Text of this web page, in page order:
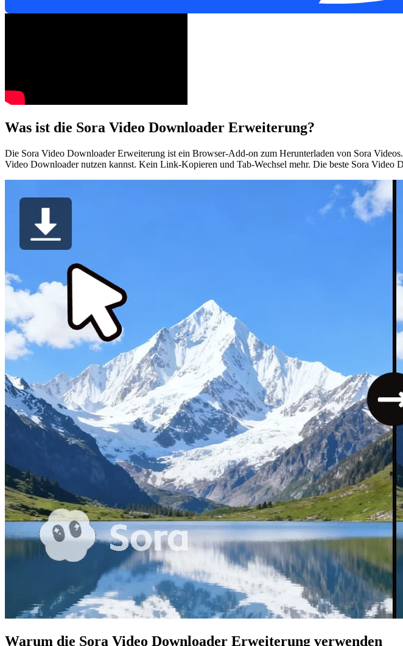
Was ist die Sora Video Downloader Erweiterung?
Die Sora Video Downloader Erweiterung ist ein Browser-Add-on zum Herunterladen von Sora
Video Downloader nutzen kannst. Kein Link-Kopieren und Tab-Wechsel mehr. Die beste Sora Video
Warum die Sora Video Downloader Erweiterung verwenden